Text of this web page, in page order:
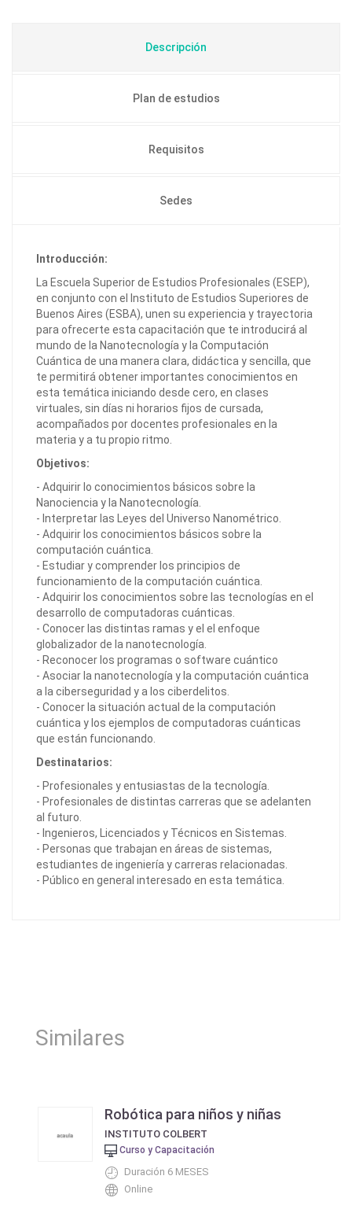
Descripción
Plan de estudios
Requisitos
Sedes
Introducción:
La Escuela Superior de Estudios Profesionales (ESEP),
en conjunto con el Instituto de Estudios Superiores de
Buenos Aires (ESBA), unen su experiencia y trayectoria
para ofrecerte esta capacitación que te introducirá al
mundo de la Nanotecnología y la Computación
Cuántica de una manera clara, didáctica y sencilla, que
te permitirá obtener importantes conocimientos en
esta temática iniciando desde cero, en clases
virtuales, sin días ni horarios fijos de cursada,
acompañados por docentes profesionales en la
materia y a tu propio ritmo.
Objetivos:
- Adquirir lo conocimientos básicos sobre la
Nanociencia y la Nanotecnología.
- Interpretar las Leyes del Universo Nanométrico.
- Adquirir los conocimientos básicos sobre la
computación cuántica.
- Estudiar y comprender los principios de
funcionamiento de la computación cuántica.
- Adquirir los conocimientos sobre las tecnologías en el
desarrollo de computadoras cuánticas.
- Conocer las distintas ramas y el el enfoque
globalizador de la nanotecnología.
- Reconocer los programas o software cuántico
- Asociar la nanotecnología y la computación cuántica
a la ciberseguridad y a los ciberdelitos.
- Conocer la situación actual de la computación
cuántica y los ejemplos de computadoras cuánticas
que están funcionando.
Destinatarios:
- Profesionales y entusiastas de la tecnología.
- Profesionales de distintas carreras que se adelanten
al futuro.
- Ingenieros, Licenciados y Técnicos en Sistemas.
- Personas que trabajan en áreas de sistemas,
estudiantes de ingeniería y carreras relacionadas.
- Público en general interesado en esta temática.
Similares
Robótica para niños y niñas
INSTITUTO COLBERT
Curso y Capacitación
Duración 6 MESES
Online